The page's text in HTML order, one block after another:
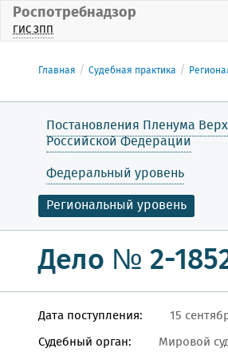
Роспотребнадзор
ГИС ЗПП
Главная Судебная практика
Постановления Пленума
Российской Федерации
Федеральный уровень
Региональный уровень
Дело № 2-
Дата поступления:
15
Судебный орган:
Мировой